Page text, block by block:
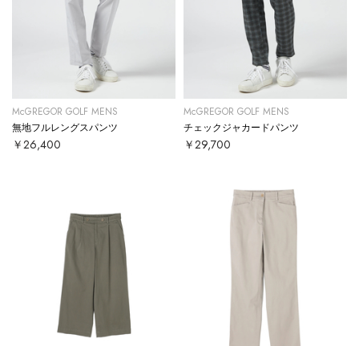
McGREGOR GOLF MENS
無地フルレングスパンツ
￥26,400
McGREGOR GOLF MENS
チェックジャカードパンツ
￥29,700